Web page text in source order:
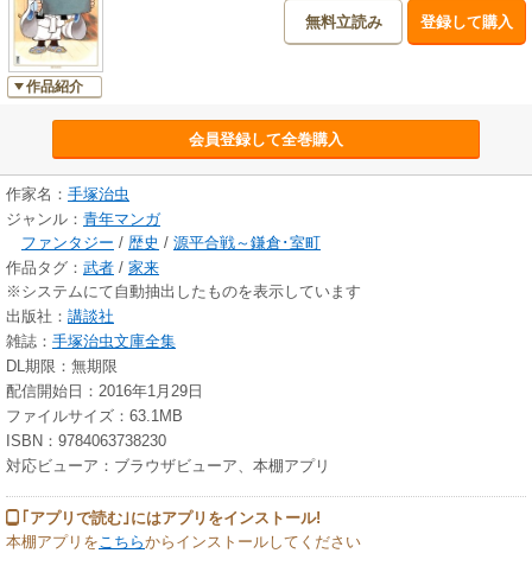
作品紹介
無料立読み 登録して購入
会員登録して全巻購入
作家名： 手塚治虫
ジャンル： 青年マンガ
ファンタジー / 歴史 / 源平合戦～鎌倉･室町
作品タグ： 武者 / 家来
※システムにて自動抽出したものを表示しています
出版社： 講談社
雑誌： 手塚治虫文庫全集
DL期限：無期限
配信開始日：2016年1月29日
ファイルサイズ：63.1MB
ISBN：9784063738230
対応ビューア：ブラウザビューア、本棚アプリ
｢アプリで読む｣にはアプリをインストール!
本棚アプリをこちらからインストールしてください